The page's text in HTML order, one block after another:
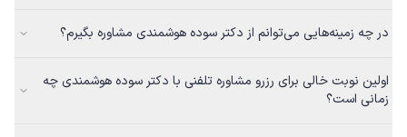
در چه زمینه‌هایی می‌توانم از دکتر سوده هوشمندی مشاوره بگیرم؟
اولین نوبت خالی برای رزرو مشاوره تلفنی با دکتر سوده هوشمندی چه
زمانی است؟